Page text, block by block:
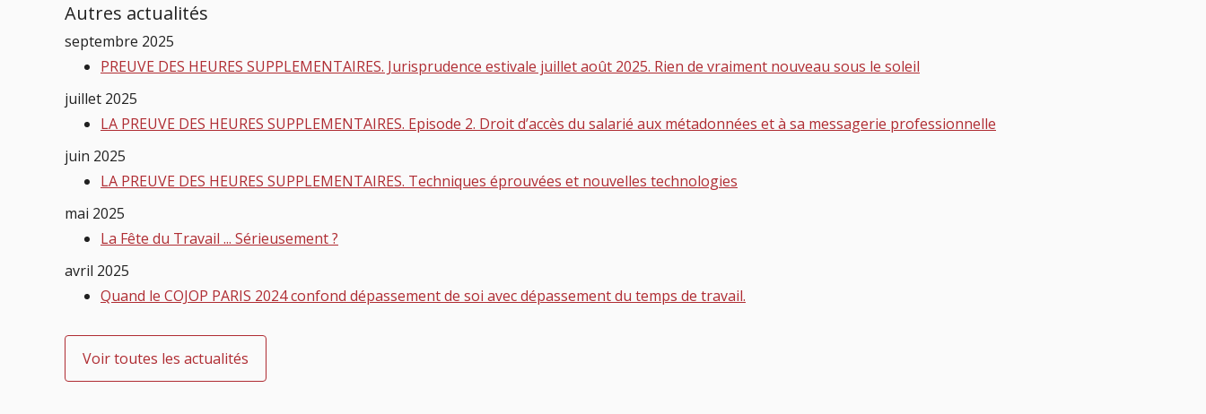
Autres actualités
septembre 2025
PREUVE DES HEURES SUPPLEMENTAIRES. Jurisprudence estivale juillet août 2025. Rien de vraiment nouveau sous le soleil
juillet 2025
LA PREUVE DES HEURES SUPPLEMENTAIRES. Episode 2. Droit d’accès du salarié aux métadonnées et à sa messagerie professionnelle
juin 2025
LA PREUVE DES HEURES SUPPLEMENTAIRES. Techniques éprouvées et nouvelles technologies
mai 2025
La Fête du Travail ... Sérieusement ?
avril 2025
Quand le COJOP PARIS 2024 confond dépassement de soi avec dépassement du temps de travail.
Voir toutes les actualités